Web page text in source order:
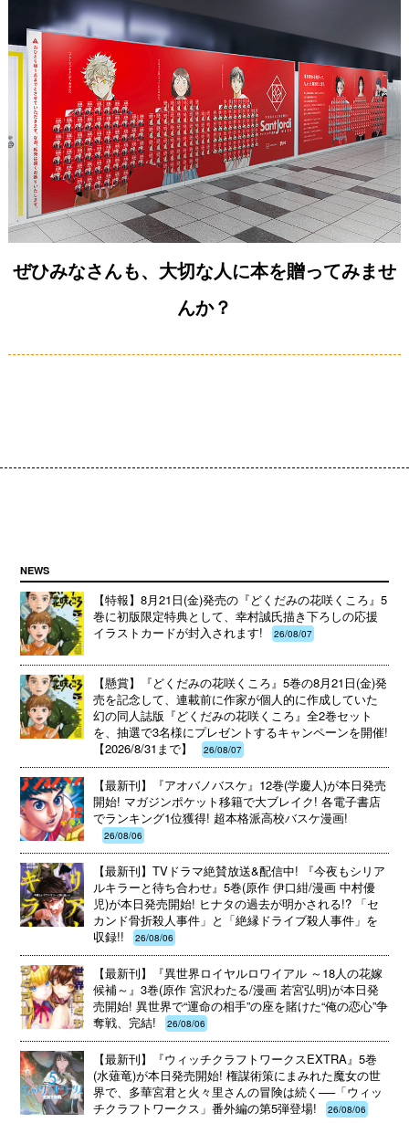
ぜひみなさんも、大切な人に本を贈ってみませ
んか？
NEWS
【特報】8月21日(金)発売の『どくだみの花咲くころ』5
巻に初版限定特典として、幸村誠氏描き下ろしの応援
イラストカードが封入されます!
26/08/07
【懸賞】『どくだみの花咲くころ』5巻の8月21日(金)発
売を記念して、連載前に作家が個人的に作成していた
幻の同人誌版『どくだみの花咲くころ』全2巻セット
を、抽選で3名様にプレゼントするキャンペーンを開催!
【2026/8/31まで】
26/08/07
【最新刊】『アオバノバスケ』12巻(学慶人)が本日発売
開始! マガジンポケット移籍で大ブレイク! 各電子書店
でランキング1位獲得! 超本格派高校バスケ漫画!
26/08/06
【最新刊】TVドラマ絶賛放送&配信中! 『今夜もシリア
ルキラーと待ち合わせ』5巻(原作 伊口紺/漫画 中村優
児)が本日発売開始! ヒナタの過去が明かされる!? 「セ
カンド骨折殺人事件」と「絶縁ドライブ殺人事件」を
収録!!
26/08/06
【最新刊】『異世界ロイヤルロワイアル ～18人の花嫁
候補～』3巻(原作 宮沢わたる/漫画 若宮弘明)が本日発
売開始! 異世界で“運命の相手”の座を賭けた“俺の恋心”争
奪戦、完結!
26/08/06
【最新刊】『ウィッチクラフトワークスEXTRA』5巻
(水薙竜)が本日発売開始! 権謀術策にまみれた魔女の世
界で、多華宮君と火々里さんの冒険は続く──「ウィッ
チクラフトワークス」番外編の第5弾登場!
26/08/06